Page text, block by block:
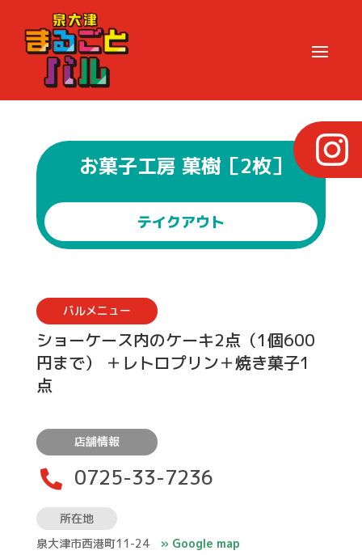
お菓子工房 菓樹［2枚］
テイクアウト
バルメニュー
ショーケース内のケーキ2点（1個600
円まで） ＋レトロプリン＋焼き菓子1
点
店舗情報
 0725-33-7236
所在地
泉大津市西港町11-24 » Google map